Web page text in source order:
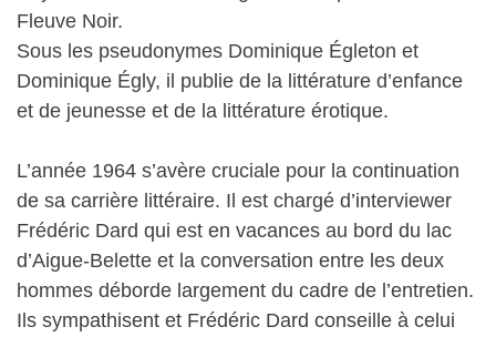
Fleuve Noir.
Sous les pseudonymes Dominique Égleton et
Dominique Égly, il publie de la littérature d’enfance
et de jeunesse et de la littérature érotique.
L’année 1964 s’avère cruciale pour la continuation
de sa carrière littéraire. Il est chargé d’interviewer
Frédéric Dard qui est en vacances au bord du lac
d’Aigue-Belette et la conversation entre les deux
hommes déborde largement du cadre de l’entretien.
Ils sympathisent et Frédéric Dard conseille à celui